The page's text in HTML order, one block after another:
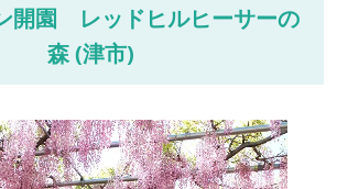
開園 レッドヒルヒーサーの
森 (津市)